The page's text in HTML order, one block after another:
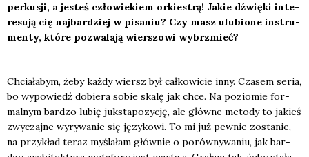
per­ku­sji, a jesteś czło­wie­kiem orkie­strą! Jakie dźwię­ki inte­
re­su­ją cię naj­bar­dziej w pisa­niu? Czy masz ulu­bio­ne instru­
men­ty, któ­re pozwa­la­ją wier­szo­wi wybrzmieć?
Chcia­ła­bym, żeby każ­dy wiersz był cał­ko­wi­cie inny. Cza­sem seria,
bo wypo­wiedź dobie­ra sobie ska­lę jak chce. Na pozio­mie for­
mal­nym bar­dzo lubię juk­sta­po­zy­cję, ale głów­ne meto­dy to jakieś
zwy­czaj­ne wyry­wa­nie się języ­ko­wi. To mi już pew­nie zosta­nie,
na przy­kład teraz myśla­łam głów­nie o porów­ny­wa­niu, jak bar­